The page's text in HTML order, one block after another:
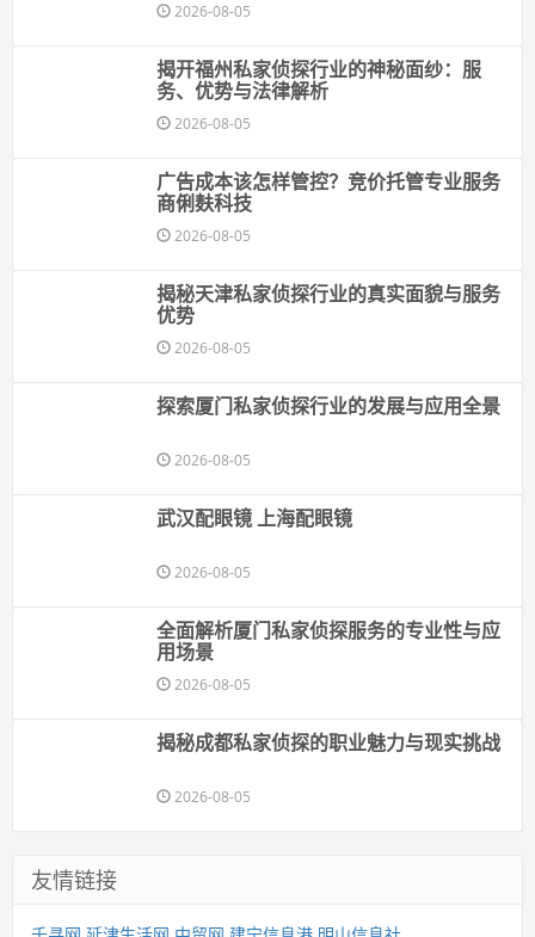
2026-08-05
揭开福州私家侦探行业的神秘面纱：服
务、优势与法律解析
2026-08-05
广告成本该怎样管控？竞价托管专业服务
商俐麸科技
2026-08-05
揭秘天津私家侦探行业的真实面貌与服务
优势
2026-08-05
探索厦门私家侦探行业的发展与应用全景
2026-08-05
武汉配眼镜 上海配眼镜
2026-08-05
全面解析厦门私家侦探服务的专业性与应
用场景
2026-08-05
揭秘成都私家侦探的职业魅力与现实挑战
2026-08-05
友情链接